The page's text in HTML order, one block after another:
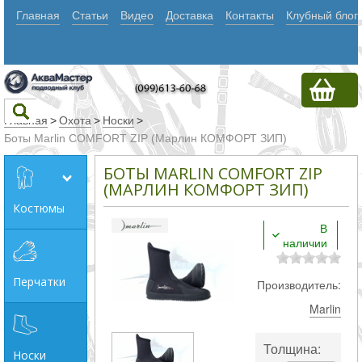
Главная Статьи Видео Доставка Контакты Клубный блог
Текст
Любое из
Все
слова
Главная >Охота > Носки >
Боты Marlin COMFORT ZIP (Марлин КОМФОРТ ЗИП)
Костюмы
Перчатки
Носки
БОТЫ MARLIN COMFORT ZIP
(МАРЛИН КОМФОРТ ЗИП)
В
наличии
Производитель:
Marlin
Толщина: